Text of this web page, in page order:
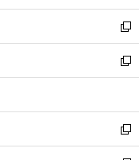
開
く
ウ
で
開
く
ン
ド
ウ
で
開
ウ
ィ
ン
ド
ウ
開
く
し
い
ウ
ィ
ン
ウ
で
開
新
し
い
ウ
ン
ド
ウ
新
し
ウ
ィ
ン
新
し